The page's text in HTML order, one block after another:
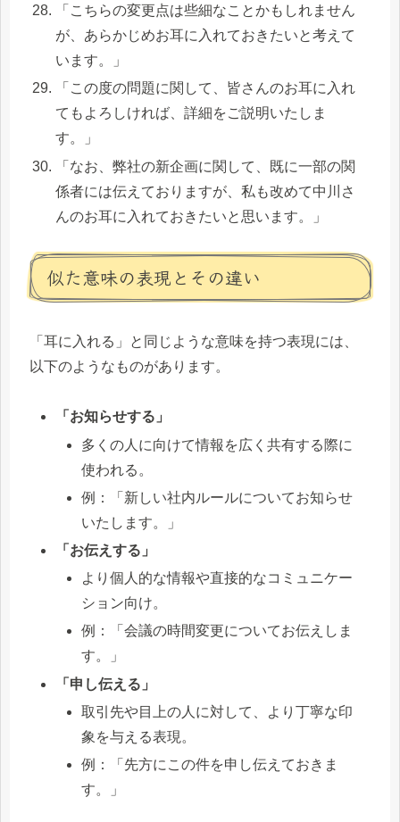
「こちらの変更点は些細なことかもしれません
が、あらかじめお耳に入れておきたいと考えて
います。」
「この度の問題に関して、皆さんのお耳に入れ
てもよろしければ、詳細をご説明いたしま
す。」
「なお、弊社の新企画に関して、既に一部の関
係者には伝えておりますが、私も改めて中川さ
んのお耳に入れておきたいと思います。」
似た意味の表現とその違い
「耳に入れる」と同じような意味を持つ表現には、
以下のようなものがあります。
「お知らせする」
多くの人に向けて情報を広く共有する際に
使われる。
例：「新しい社内ルールについてお知らせ
いたします。」
「お伝えする」
より個人的な情報や直接的なコミュニケー
ション向け。
例：「会議の時間変更についてお伝えしま
す。」
「申し伝える」
取引先や目上の人に対して、より丁寧な印
象を与える表現。
例：「先方にこの件を申し伝えておきま
す。」